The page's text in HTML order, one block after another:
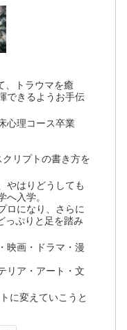
、トラウマを癒
できるようお手伝
心理コース卒業
リプトの書き方を
やはりどうしても
へ入学。
ロになり、さらに
っぷりと足を踏み
映画・ドラマ・漫
リア・アート・文
に変えていこうと